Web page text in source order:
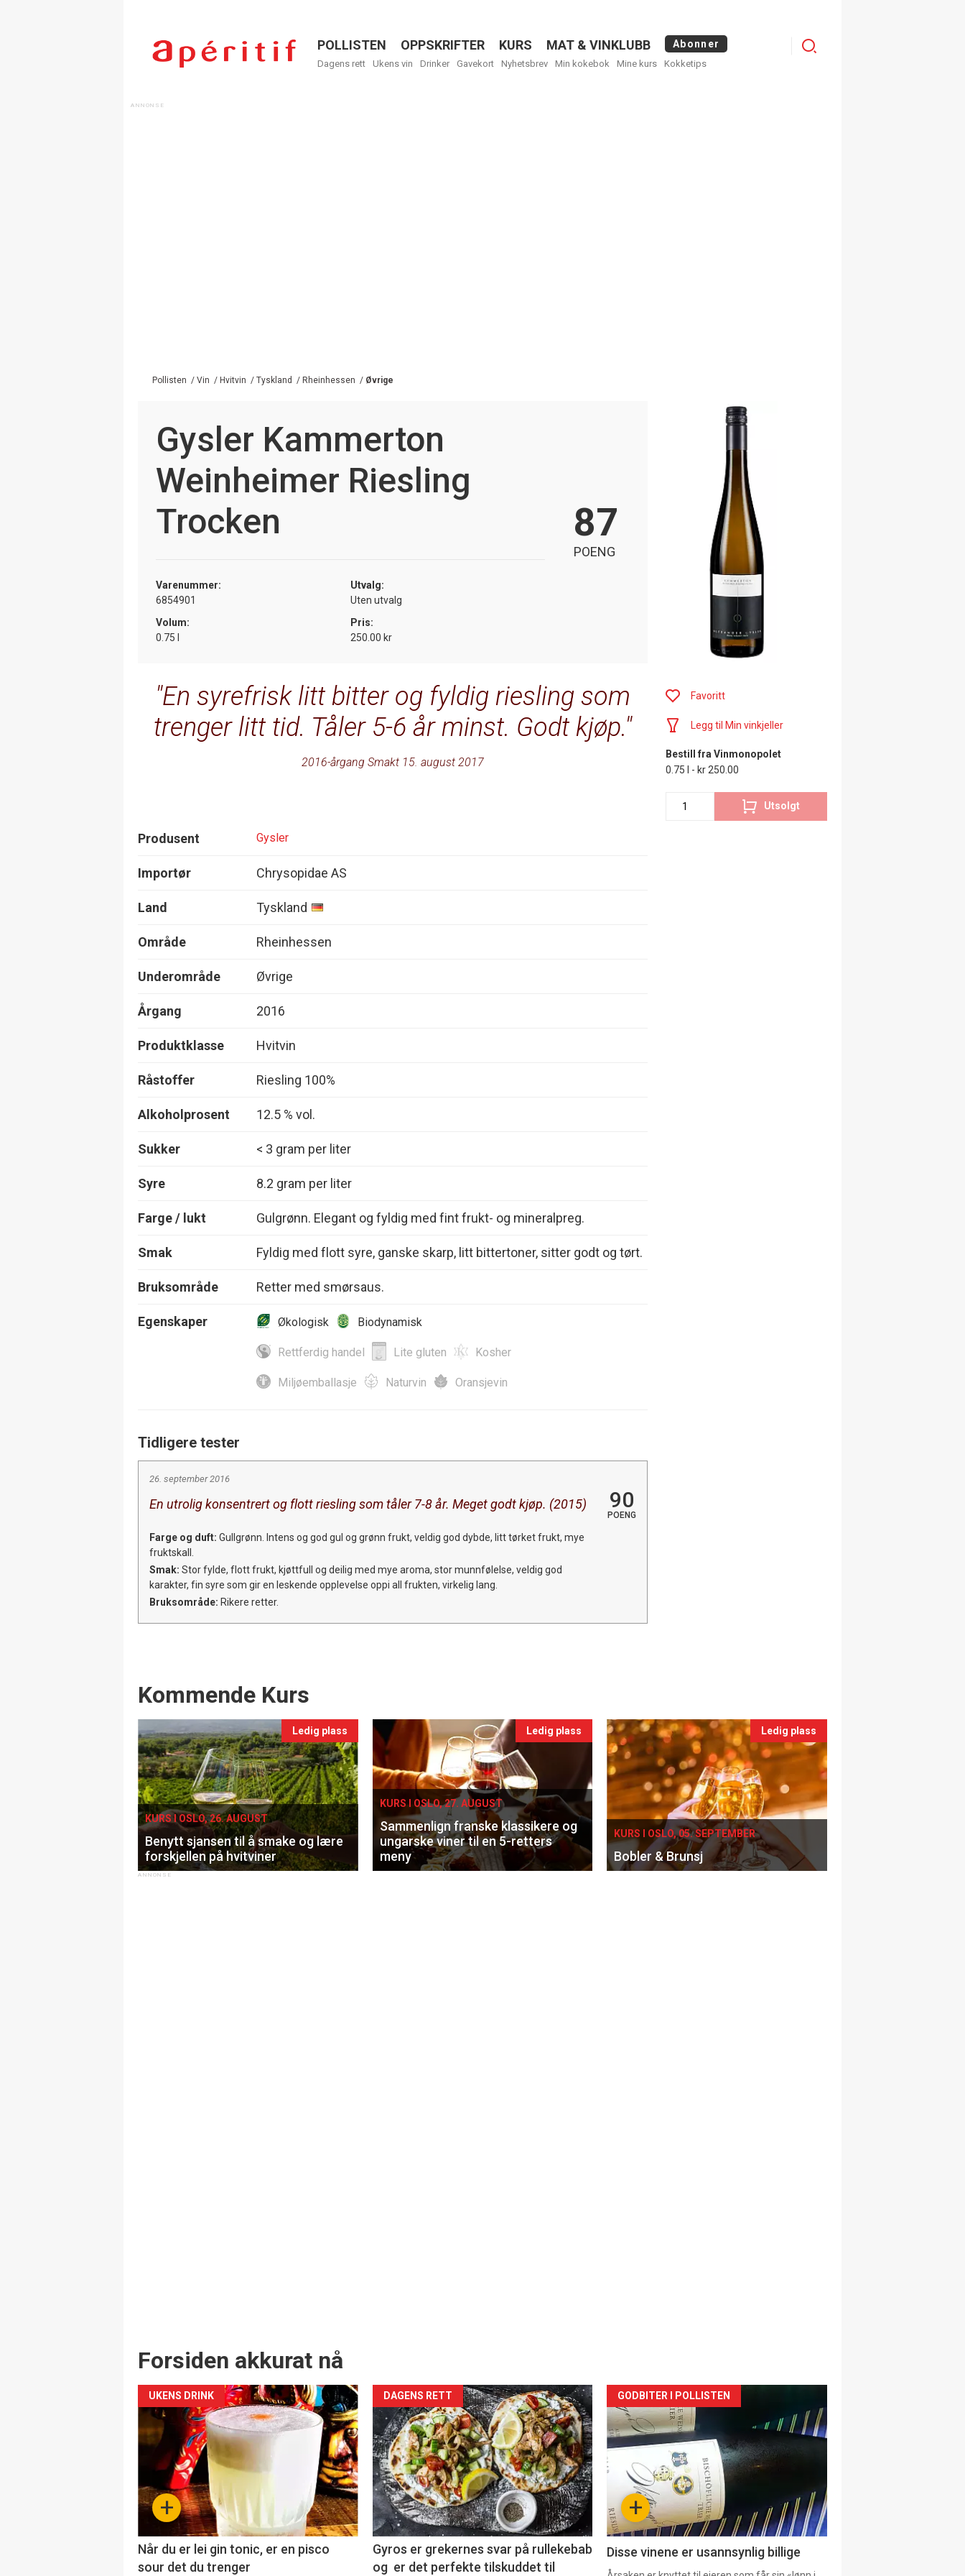
Menu
POLLISTEN OPPSKRIFTER KURS MAT & VINKLUBB Abonner
Dagens rett Ukens vin Drinker Gavekort Nyhetsbrev Min kokebok Mine kurs Kokketips
Menu
Pollisten / Vin / Hvitvin / Tyskland / Rheinhessen / Øvrige
Gysler Kammerton
Weinheimer Riesling
Trocken
Varenummer:
6854901
Utvalg:
Uten utvalg
Volum:
0.75 l
Pris:
250.00 kr
87
POENG
En syrefrisk litt bitter og fyldig riesling som
trenger litt tid. Tåler 5-6 år minst. Godt kjøp.
2016-årgang Smakt 15. august 2017
Produsent Gysler
Importør Chrysopidae AS
Land Tyskland
Område Rheinhessen
Underområde Øvrige
Årgang 2016
Produktklasse Hvitvin
Råstoffer Riesling 100%
Alkoholprosent 12.5 % vol.
Sukker < 3 gram per liter
Syre 8.2 gram per liter
Farge / lukt Gulgrønn. Elegant og fyldig med fint frukt- og mineralpreg.
Smak Fyldig med flott syre, ganske skarp, litt bittertoner, sitter godt og tørt.
Bruksområde Retter med smørsaus.
Egenskaper Økologisk Biodynamisk
Rettferdig handel Lite gluten Kosher
Miljøemballasje Naturvin Oransjevin
Tidligere tester
26. september 2016
En utrolig konsentrert og flott riesling som tåler 7-8 år. Meget godt kjøp. (2015) 90
POENG
Farge og duft: Gullgrønn. Intens og god gul og grønn frukt, veldig god dybde, litt tørket frukt, mye
fruktskall.
Smak: Stor fylde, flott frukt, kjøttfull og deilig med mye aroma, stor munnfølelse, veldig god
karakter, fin syre som gir en leskende opplevelse oppi all frukten, virkelig lang.
Bruksområde: Rikere retter.
Favoritt
Legg til Min vinkjeller
Bestill fra Vinmonopolet
0.75 l - kr 250.00
Utsolgt
Events
Kommende Kurs
Ledig plass
KURS I OSLO, 26. AUGUST
Benytt sjansen til å smake og lære
forskjellen på hvitviner
Ledig plass
KURS I OSLO, 27. AUGUST
Sammenlign franske klassikere og
ungarske viner til en 5-retters
meny
Ledig plass
KURS I OSLO, 05. SEPTEMBER
Bobler & Brunsj
Forsiden akkurat nå
+
UKENS DRINK
Når du er lei gin tonic, er en pisco
sour det du trenger
Forsiden
akkurat
nå
-
2
DAGENS RETT
Gyros er grekernes svar på rullekebab
og er det perfekte tilskuddet til
Forsiden
akkurat
nå
3 +
GODBITER I POLLISTEN
Disse vinene er usannsynlig billige